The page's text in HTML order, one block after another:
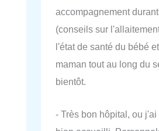
accompagnement
(conseils sur
l'état de santé du bébé
maman tout au long du
bientôt.
- Très bon hôpital, ou j'ai